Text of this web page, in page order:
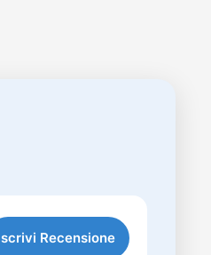
scrivi Recensione